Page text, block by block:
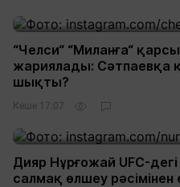
“Челси“ “Миланға“
жариялады: Сәтпаевқа
шықты?
Кеше 17:07
Дияр Нұрғожай UFC-
салмақ өлшеу рәсімінен